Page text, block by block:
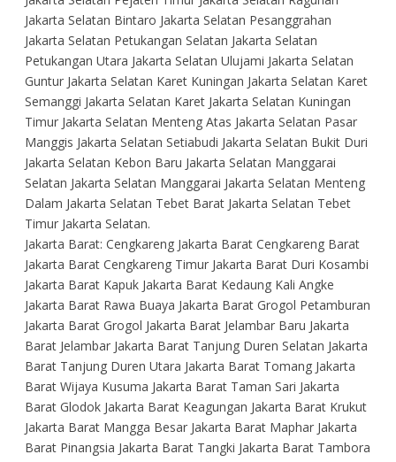
Jakarta Selatan Bintaro Jakarta Selatan Pesanggrahan
Jakarta Selatan Petukangan Selatan Jakarta Selatan
Petukangan Utara Jakarta Selatan Ulujami Jakarta Selatan
Guntur Jakarta Selatan Karet Kuningan Jakarta Selatan Karet
Semanggi Jakarta Selatan Karet Jakarta Selatan Kuningan
Timur Jakarta Selatan Menteng Atas Jakarta Selatan Pasar
Manggis Jakarta Selatan Setiabudi Jakarta Selatan Bukit Duri
Jakarta Selatan Kebon Baru Jakarta Selatan Manggarai
Selatan Jakarta Selatan Manggarai Jakarta Selatan Menteng
Dalam Jakarta Selatan Tebet Barat Jakarta Selatan Tebet
Timur Jakarta Selatan.
Jakarta Barat: Cengkareng Jakarta Barat Cengkareng Barat
Jakarta Barat Cengkareng Timur Jakarta Barat Duri Kosambi
Jakarta Barat Kapuk Jakarta Barat Kedaung Kali Angke
Jakarta Barat Rawa Buaya Jakarta Barat Grogol Petamburan
Jakarta Barat Grogol Jakarta Barat Jelambar Baru Jakarta
Barat Jelambar Jakarta Barat Tanjung Duren Selatan Jakarta
Barat Tanjung Duren Utara Jakarta Barat Tomang Jakarta
Barat Wijaya Kusuma Jakarta Barat Taman Sari Jakarta
Barat Glodok Jakarta Barat Keagungan Jakarta Barat Krukut
Jakarta Barat Mangga Besar Jakarta Barat Maphar Jakarta
Barat Pinangsia Jakarta Barat Tangki Jakarta Barat Tambora